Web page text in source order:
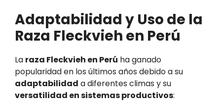
Adaptabilidad y Uso de la
Raza Fleckvieh en Perú
La raza Fleckvieh en Perú ha ganado
popularidad en los últimos años debido a su
adaptabilidad a diferentes climas y su
versatilidad en sistemas productivos: